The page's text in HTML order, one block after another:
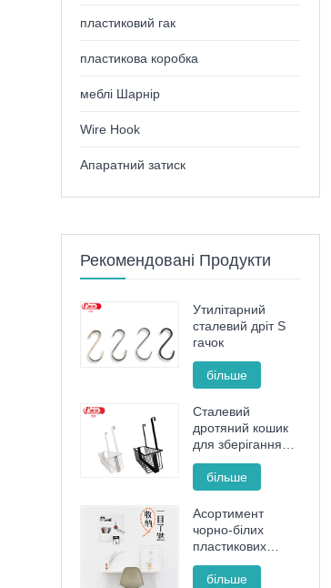
пластиковий гак
пластикова коробка
меблі Шарнір
Wire Hook
Апаратний затиск
Рекомендовані Продукти
Утилітарний
сталевий дріт S
гачок
більше
Сталевий
дротяний кошик
для зберігання
без ударів
більше
Асортимент
чорно-білих
пластикових
дощок
більше